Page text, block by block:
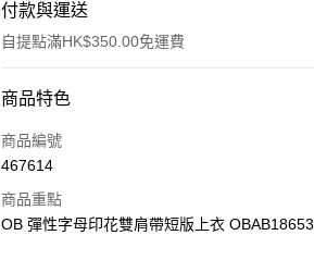
付款與運送
自提點滿HK$350.00免運費
付款方式
信用卡
AlipayHK
商品特色
商品編號
467614
商品重點
OB 彈性字母印花雙肩帶短版上衣 OBAB18653